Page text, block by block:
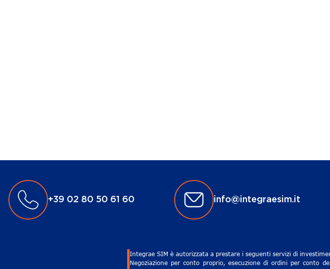
+39 02 80 50 61 60 info@integraesim.it
Integrae SIM è autorizzata a prestare i seguenti servizi di
Negoziazione per conto proprio, esecuzione di ordini per conto